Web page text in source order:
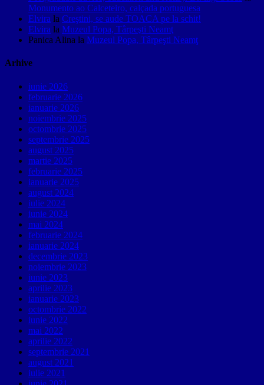
Monumento ao Calceteiro, calçada portuguesa
Elvira la Creştini, se aude TOACA pe la schit!
Elvira la Muzeul Popa, Târpeşti Neamţ
Panica Alina la Muzeul Popa, Târpeşti Neamţ
Arhive
iunie 2026
februarie 2026
ianuarie 2026
noiembrie 2025
octombrie 2025
septembrie 2025
august 2025
martie 2025
februarie 2025
ianuarie 2025
august 2024
iulie 2024
iunie 2024
mai 2024
februarie 2024
ianuarie 2024
decembrie 2023
noiembrie 2023
iunie 2023
aprilie 2023
ianuarie 2023
octombrie 2022
iunie 2022
mai 2022
aprilie 2022
septembrie 2021
august 2021
iulie 2021